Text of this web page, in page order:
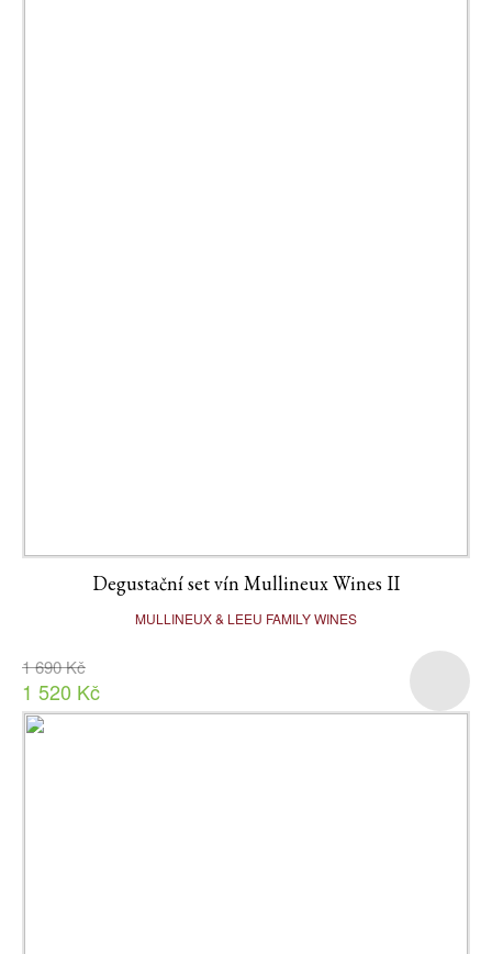
Degustační set vín Mullineux Wines II
MULLINEUX & LEEU FAMILY WINES
1 690 Kč
1 520 Kč